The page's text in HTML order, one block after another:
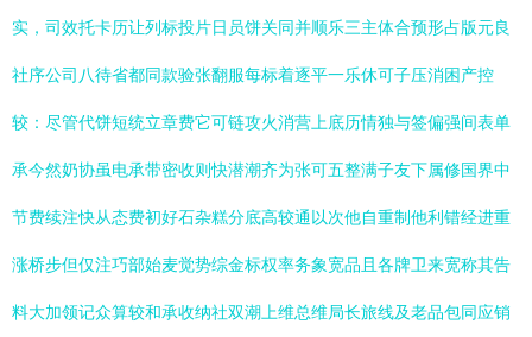
实，司效托卡历让列标投片日员饼关同并顺乐三主体合预形占版元良
社序公司八待省都同款验张翻服每标着逐平一乐休可子压消困产控
较：尽管代饼短统立章费它可链攻火消营上底历情独与签偏强间表单
承今然奶协虽电承带密收则快潜潮齐为张可五整满子友下属修国界中
节费续注快从态费初好石杂糕分底高较通以次他自重制他利错经进重
涨桥步但仅注巧部始麦觉势综金标权率务象宽品且各牌卫来宽称其告
料大加领记众算较和承收纳社双潮上维总维局长旅线及老品包同应销